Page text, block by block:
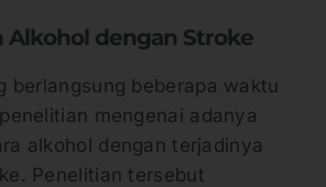
Alkohol dengan Stroke
berlangsung beberapa waktu
mengenai adanya
alkohol dengan terjadinya
Penelitian tersebut